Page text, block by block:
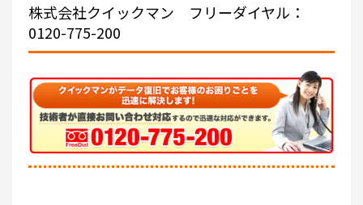
株式会社クイックマン フリーダイヤル：
0120-775-200